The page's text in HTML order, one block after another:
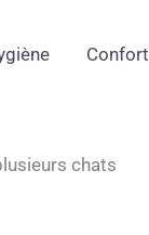
Confort
chats